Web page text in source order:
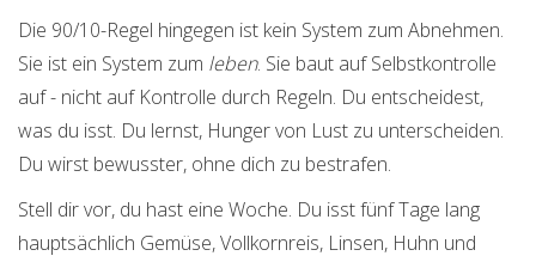
Die 90/10-Regel hingegen ist kein System zum Abnehmen.
Sie ist ein System zum leben. Sie baut auf Selbstkontrolle
auf - nicht auf Kontrolle durch Regeln. Du entscheidest,
was du isst. Du lernst, Hunger von Lust zu unterscheiden.
Du wirst bewusster, ohne dich zu bestrafen.
Stell dir vor, du hast eine Woche. Du isst fünf Tage lang
hauptsächlich Gemüse, Vollkornreis, Linsen, Huhn und